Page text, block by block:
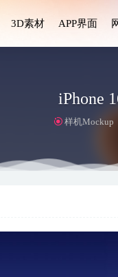
3D素材 APP界面
iPhone
样机Mockup
Asian 3D美食图标设计